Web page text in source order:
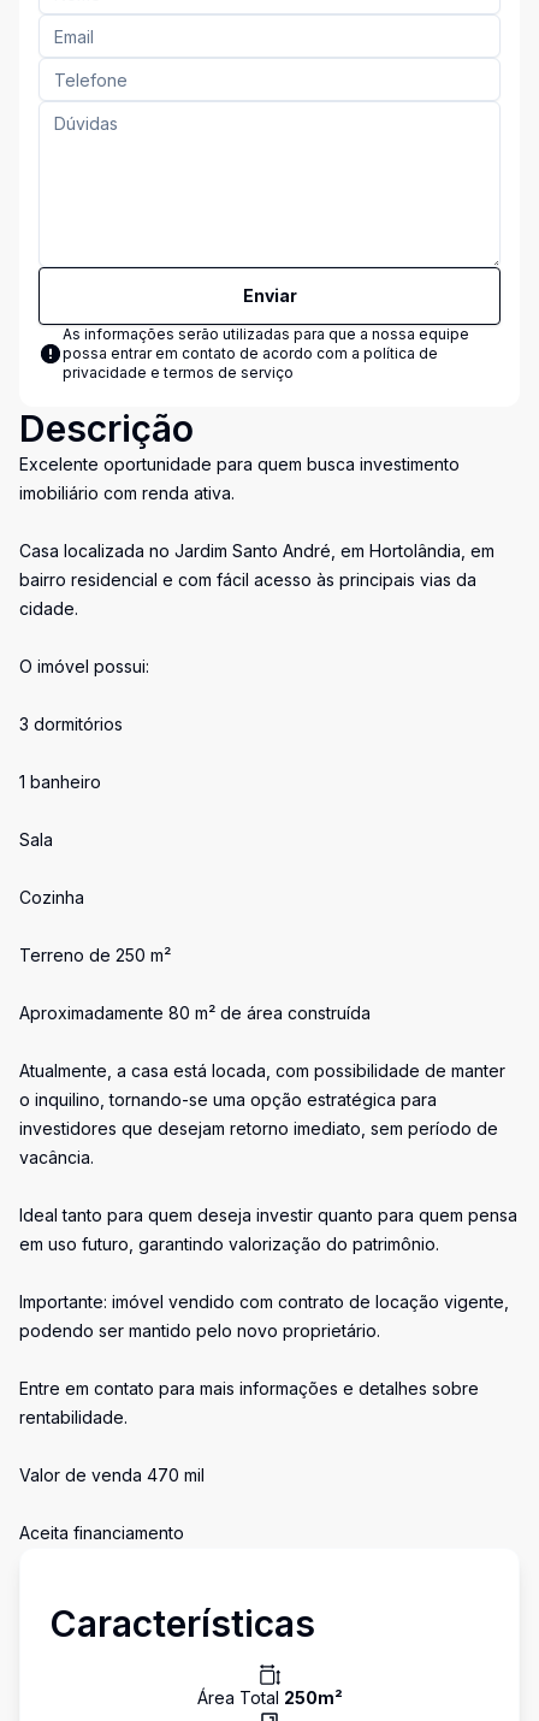
Enviar
As informações serão utilizadas para que a nossa equipe
possa entrar em contato de acordo com a política de
privacidade e termos de serviço
Descrição
Excelente oportunidade para quem busca investimento
imobiliário com renda ativa.
Casa localizada no Jardim Santo André, em Hortolândia, em
bairro residencial e com fácil acesso às principais vias da
cidade.
O imóvel possui:
3 dormitórios
1 banheiro
Sala
Cozinha
Terreno de 250 m²
Aproximadamente 80 m² de área construída
Atualmente, a casa está locada, com possibilidade de manter
o inquilino, tornando-se uma opção estratégica para
investidores que desejam retorno imediato, sem período de
vacância.
Ideal tanto para quem deseja investir quanto para quem pensa
em uso futuro, garantindo valorização do patrimônio.
Importante: imóvel vendido com contrato de locação vigente,
podendo ser mantido pelo novo proprietário.
Entre em contato para mais informações e detalhes sobre
rentabilidade.
Valor de venda 470 mil
Aceita financiamento
Características
Área Total 250m²